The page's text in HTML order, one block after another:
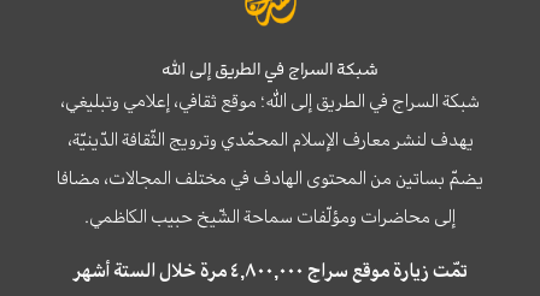
شبكة السراج في الطريق إلى الله
شبكة السراج في الطريق إلى الله؛ موقع ثقافي، إعلامي وتبليغي،
يهدف لنشر معارف الإسلام المحمّدي وترويج الثّقافة الدّينيّة،
يضمّ بساتين من المحتوى الهادف في مختلف المجالات، مضافا
إلى محاضرات ومؤلّفات سماحة الشّيخ حبيب الكاظمي.
تمّت زيارة موقع سراج ٤,٨٠٠,٠٠٠ مرة خلال الستة أشهر